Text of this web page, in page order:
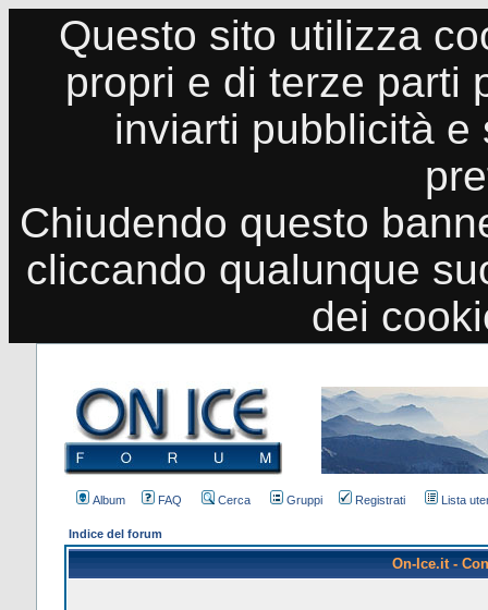
Questo sito utilizza
propri e di terze parti
inviarti pubblicità
Chiudendo questo
cliccando qualunque
dei
Album FAQ Cerca Gruppi Registrati Lista
Indice del forum
On-Ice.it -